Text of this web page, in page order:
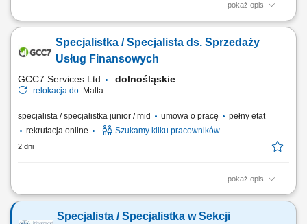
pokaż opis
Twój zakres obowiązków diagnozowanie potrzeb i oczekiwań Klientów,
sprzedażowych, kształtowanie pozytywnego wizerunku Banku poprzez
wysoką jakość obsługi, operacyjna obsługa Klientów detalicznych,
Specjalistka / Specjalista ds. Sprzedaży
Usług Finansowych
GCC7 Services Ltd dolnośląskie
relokacja do: Malta
specjalista / specjalistka junior / mid umowa o pracę
pełny etat
rekrutacja online
Szukamy kilku pracowników
2 dni
pokaż opis
Zakres obowiązków: Telefoniczny kontakt z klientami zainteresowanymi
edukacji finansowej. Pozyskiwanie nowych klientów oraz rozwijanie
Specjalista / Specjalistka w Sekcji